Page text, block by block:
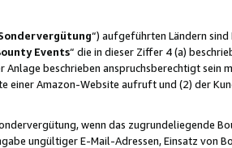
“) aufgeführten Ländern
Events“ die in dieser Ziffer 4 (a)
Anlage beschrieben anspruchsberechtigt sein
einer Amazon-Website aufruft und (2) der
wenn das zugrundeliegende
ungültiger E-Mail-Adressen, Einsatz von